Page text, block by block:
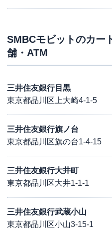
SMBCモビットのカー
舗・ATM
三井住友銀行目黒
東京都品川区上大崎4-1-5
三井住友銀行旗ノ台
東京都品川区旗の台1-4-15
三井住友銀行大井町
東京都品川区大井1-1-1
三井住友銀行武蔵小山
東京都品川区小山3-15-1